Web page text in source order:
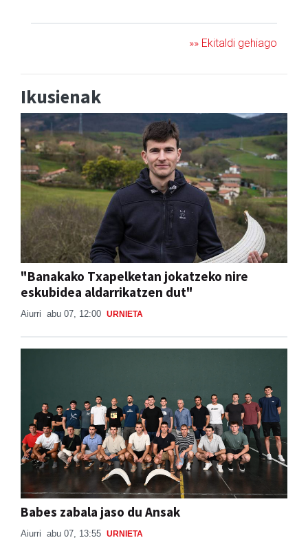
»» Ekitaldi gehiago
Ikusienak
"Banakako Txapelketan jokatzeko nire
eskubidea aldarrikatzen dut"
Aiurri abu 07, 12:00 URNIETA
Babes zabala jaso du Ansak
Aiurri abu 07, 13:55 URNIETA